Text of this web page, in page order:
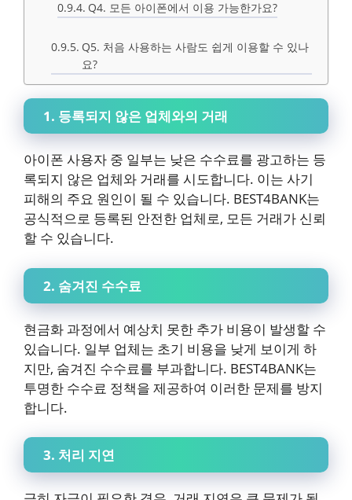
Q4. 모든 아이폰에서 이용 가능한가요?
Q5. 처음 사용하는 사람도 쉽게 이용할 수 있나
요?
1. 등록되지 않은 업체와의 거래
아이폰 사용자 중 일부는 낮은 수수료를 광고하는 등
록되지 않은 업체와 거래를 시도합니다. 이는 사기
피해의 주요 원인이 될 수 있습니다. BEST4BANK는
공식적으로 등록된 안전한 업체로, 모든 거래가 신뢰
할 수 있습니다.
2. 숨겨진 수수료
현금화 과정에서 예상치 못한 추가 비용이 발생할 수
있습니다. 일부 업체는 초기 비용을 낮게 보이게 하
지만, 숨겨진 수수료를 부과합니다. BEST4BANK는
투명한 수수료 정책을 제공하여 이러한 문제를 방지
합니다.
3. 처리 지연